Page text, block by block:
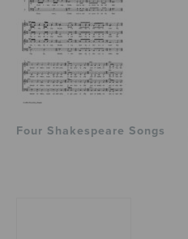
Four Shakespeare Songs